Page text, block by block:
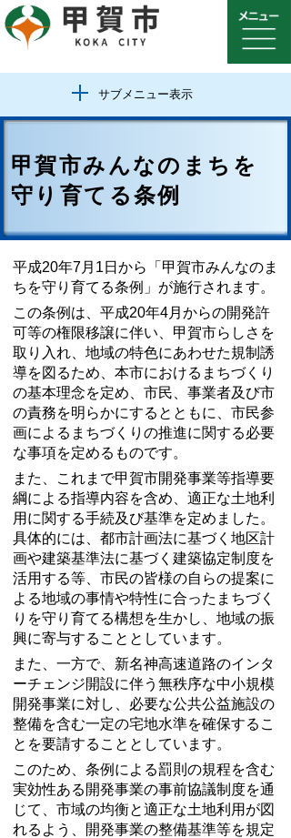
サブメニュー表示
甲賀市みんなのまちを
守り育てる条例
平成20年7月1日から「甲賀市みんなのま
ちを守り育てる条例」が施行されます。
この条例は、平成20年4月からの開発許
可等の権限移譲に伴い、甲賀市らしさを
取り入れ、地域の特色にあわせた規制誘
導を図るため、本市におけるまちづくり
の基本理念を定め、市民、事業者及び市
の責務を明らかにするとともに、市民参
画によるまちづくりの推進に関する必要
な事項を定めるものです。
また、これまで甲賀市開発事業等指導要
綱による指導内容を含め、適正な土地利
用に関する手続及び基準を定めました。
具体的には、都市計画法に基づく地区計
画や建築基準法に基づく建築協定制度を
活用する等、市民の皆様の自らの提案に
よる地域の事情や特性に合ったまちづく
りを守り育てる構想を生かし、地域の振
興に寄与することとしています。
また、一方で、新名神高速道路のインタ
ーチェンジ開設に伴う無秩序な中小規模
開発事業に対し、必要な公共公益施設の
整備を含む一定の宅地水準を確保するこ
とを要請することとしています。
このため、条例による罰則の規程を含む
実効性ある開発事業の事前協議制度を通
じて、市域の均衡と適正な土地利用が図
れるよう、開発事業の整備基準等を規定